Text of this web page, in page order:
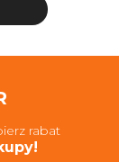
rabat